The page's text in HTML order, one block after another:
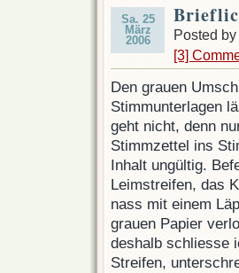
Sa. 25
März
2006
Posted
[3]
Den grauen
Stimmunterlagen
geht nicht, denn
Stimmzettel ins
Inhalt ungültig.
Leimstreifen, das
nass mit einem
grauen Papier
deshalb schliesse
Streifen,